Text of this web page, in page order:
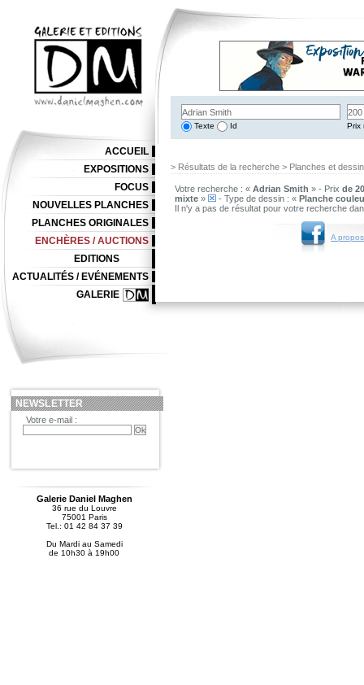
Texte Id Prix
> Résultats de la recherche > Planches et
Votre recherche : « Adrian Smith » - Prix de
mixte » - Type de dessin : « Planche
Il n'y a pas de résultat pour votre recherche
A
ACCUEIL
EXPOSITIONS
FOCUS
NOUVELLES PLANCHES
PLANCHES ORIGINALES
ENCHÈRES / AUCTIONS
EDITIONS
ACTUALITÉS / EVÉNEMENTS
GALERIE
NEWSLETTER
Votre e-mail :
Galerie Daniel Maghen
36 rue du Louvre
75001 Paris
Tel.: 01 42 84 37 39
Du Mardi au Samedi
de 10h30 à 19h00